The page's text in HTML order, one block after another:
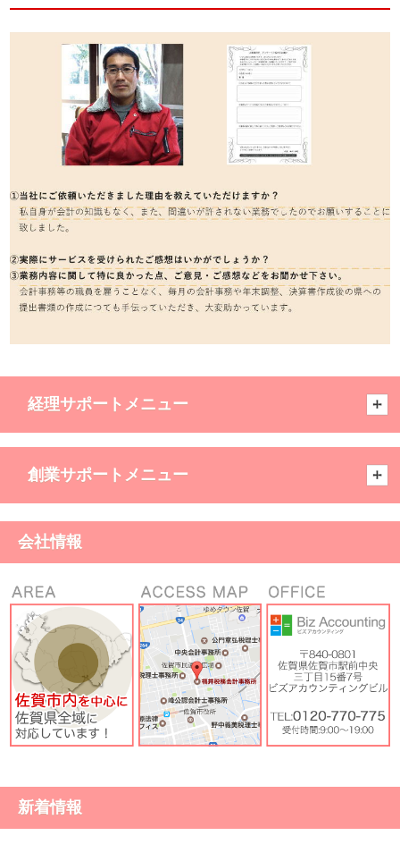
経理サポートメニュー
創業サポートメニュー
会社情報
新着情報